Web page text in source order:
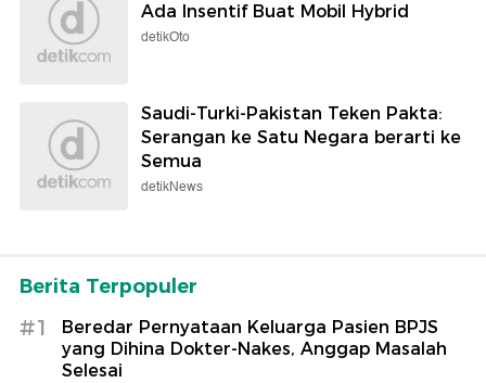
Ada Insentif Buat Mobil Hybrid
detikOto
Saudi-Turki-Pakistan Teken Pakta:
Serangan ke Satu Negara berarti ke
Semua
detikNews
Berita Terpopuler
#1
Beredar Pernyataan Keluarga Pasien BPJS
yang Dihina Dokter-Nakes, Anggap Masalah
Selesai